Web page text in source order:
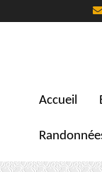
Accueil